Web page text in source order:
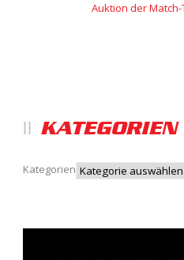
Auktion der
KATEGORIEN
Kategorien